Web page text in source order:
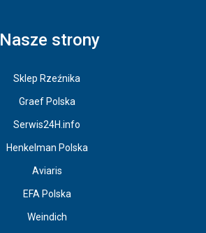
Nasze strony
Sklep Rzeźnika
Graef Polska
Serwis24H.info
Henkelman Polska
Aviaris
EFA Polska
Weindich